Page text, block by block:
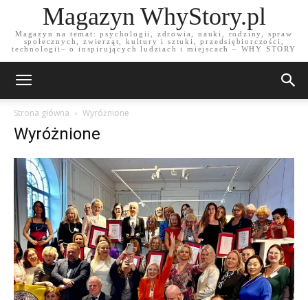
Magazyn WhyStory.pl
Magazyn na temat: psychologii, zdrowia, nauki, rodziny, spraw
społecznych, zwierząt, kultury i sztuki, przedsiębiorczości,
technologii– o inspirujących ludziach i miejscach – WHY STORY
Strona główna Wyróżnione
Wyróżnione